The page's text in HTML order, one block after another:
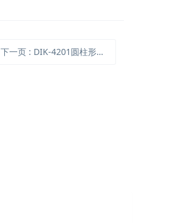
下一页 : DIK-4201圆柱形土壤入渗仪